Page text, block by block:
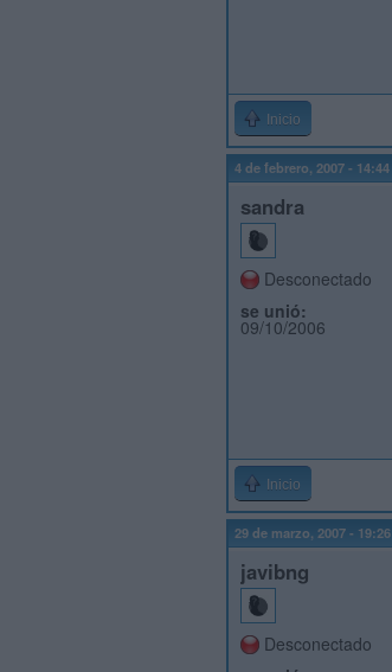
Inicio
4 de febrero, 2007 - 14:44
sandra
Desconectado
se unió:
09/10/2006
Inicio
29 de marzo, 2007 - 19:26
javibng
Desconectado